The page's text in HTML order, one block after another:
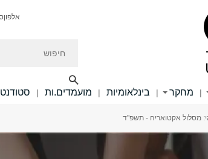
אלפון
| מחקר | בינלאומיות | מועמדים.ות |
מסלול אקטואריה - תשפ"ד